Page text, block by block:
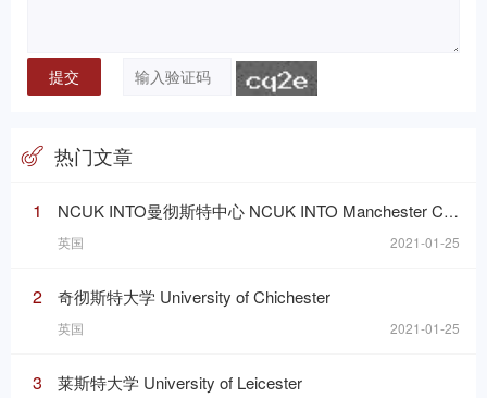
热门文章
1 NCUK INTO曼彻斯特中心 NCUK INTO Manchester Centre
英国 2021-01-25
2 奇彻斯特大学 University of Chichester
英国 2021-01-25
3 莱斯特大学 University of Leicester